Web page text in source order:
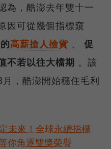
為，酷澎去年雙十一
因可從幾個指標窺
高薪搶人撿貨 、 促
不若以往大檔期 。該
，酷澎開始穩住毛利
未來！全球永續指標
你角逐雙獎榮譽